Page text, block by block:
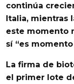
continúa
Italia, mientras
este momento
sí “es
La firma de
el primer lote